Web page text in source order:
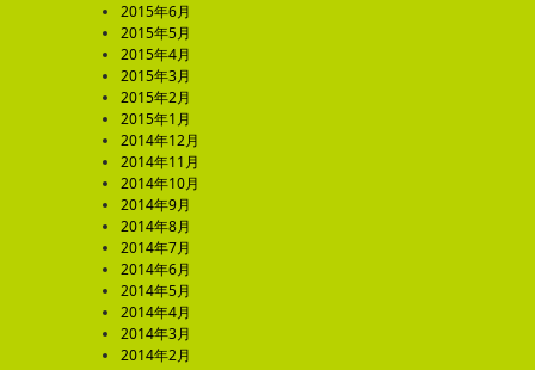
2015年6月
2015年5月
2015年4月
2015年3月
2015年2月
2015年1月
2014年12月
2014年11月
2014年10月
2014年9月
2014年8月
2014年7月
2014年6月
2014年5月
2014年4月
2014年3月
2014年2月